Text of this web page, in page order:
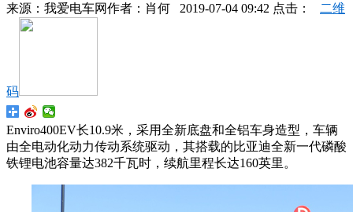
来源： 我爱电车网作者： 肖何 2019-07-04 09:42 点击： 二维
码
Enviro400EV长10.9米，采用全新底盘和全铝车身造型，车辆
由全电动化动力传动系统驱动，其搭载的比亚迪全新一代磷酸
铁锂电池容量达382千瓦时，续航里程长达160英里。